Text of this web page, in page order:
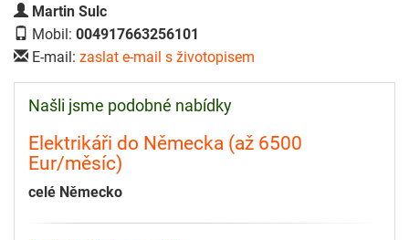
Martin Sulc
Mobil: 004917663256101
E-mail: zaslat e-mail s životopisem
Našli jsme podobné nabídky
Elektrikáři do Německa (až 6500
Eur/měsíc)
celé Německo